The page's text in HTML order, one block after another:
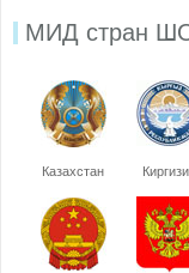
МИД стран
Казахстан